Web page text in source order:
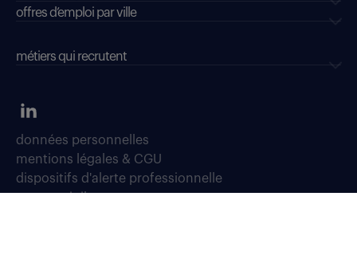
offres d’emploi par ville
métiers qui recrutent
données personnelles
mentions légales & CGU
dispositifs d'alerte professionnelle